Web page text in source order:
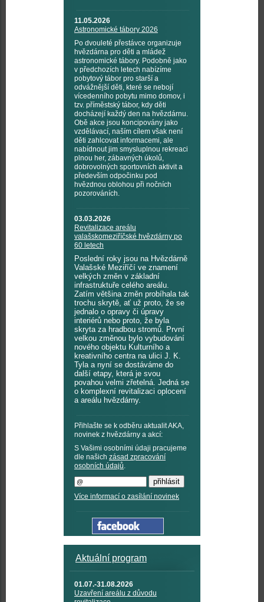
11.05.2026
Astronomické tábory 2026
Po dvouleté přestávce organizuje
hvězdárna pro děti a mládež
astronomické tábory. Podobně jako
v předchozích letech nabízíme
pobytový tábor pro starší a
odvážnější děti, které se nebojí
vícedenního pobytu mimo domov, i
tzv. příměstský tábor, kdy děti
docházejí každý den na hvězdárnu.
Obě akce jsou koncipovány jako
vzdělávací, naším cílem však není
děti zahlcovat informacemi, ale
nabídnout jim smysluplnou rekreaci
plnou her, zábavných úkolů,
dobrovolných sportovních aktivit a
především odpočinku pod
hvězdnou oblohou při nočních
pozorováních.
03.03.2026
Revitalizace areálu
valašskomeziříčské hvězdárny po
60 letech
Poslední roky jsou na Hvězdárně
Valašské Meziříčí ve znamení
velkých změn v základní
infrastruktuře celého areálu.
Zatím většina změn probíhala tak
trochu skrytě, ať už proto, že se
jednalo o opravy či úpravy
interiérů nebo proto, že byla
skryta za hradbou stromů. První
velkou změnou bylo vybudování
nového objektu Kulturního a
kreativního centra na ulici J. K.
Tyla a nyní se dostáváme do
další etapy, která je svou
povahou velmi zřetelná. Jedná se
o komplexní revitalizaci oplocení
a areálu hvězdárny.
Přihlašte se k odběru aktualit AKA,
novinek z hvězdárny a akcí:
S Vašimi osobními údaji pracujeme
dle našich zásad zpracování
osobních údajů.
Více informací o zasílání novinek
Aktuální program
01.07.-31.08.2026
Uzavření areálu z důvodu